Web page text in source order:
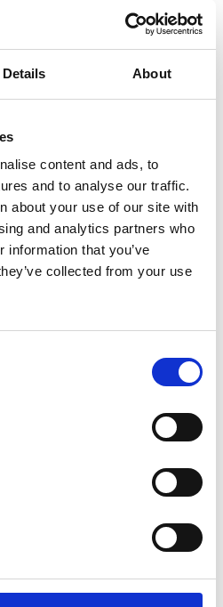
Details About
content and ads, to
and to analyse our traffic.
about your use of our site with
and analytics partners who
information that you’ve
collected from your use
fatture, il
artificiale hanno un
di
efficientamento
siano e, quindi, anche
In questo particolare
(RPA– Robotic
loscambio di dati tra
con l’ERP), particolari
i seguenti compiti.